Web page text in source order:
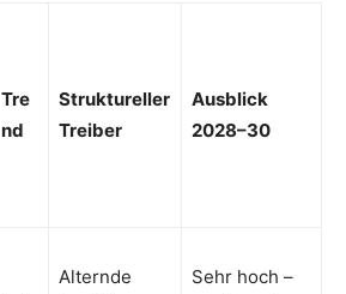
Tre
nd
Struktureller
Treiber
Ausblick
2028–30
Alternde
Sehr hoch –